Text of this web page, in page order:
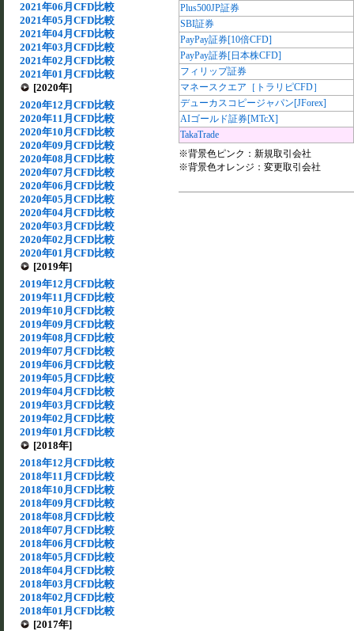
2021年06月CFD比較
2021年05月CFD比較
2021年04月CFD比較
2021年03月CFD比較
2021年02月CFD比較
2021年01月CFD比較
[2020年]
2020年12月CFD比較
2020年11月CFD比較
2020年10月CFD比較
2020年09月CFD比較
2020年08月CFD比較
2020年07月CFD比較
2020年06月CFD比較
2020年05月CFD比較
2020年04月CFD比較
2020年03月CFD比較
2020年02月CFD比較
2020年01月CFD比較
[2019年]
2019年12月CFD比較
2019年11月CFD比較
2019年10月CFD比較
2019年09月CFD比較
2019年08月CFD比較
2019年07月CFD比較
2019年06月CFD比較
2019年05月CFD比較
2019年04月CFD比較
2019年03月CFD比較
2019年02月CFD比較
2019年01月CFD比較
[2018年]
2018年12月CFD比較
2018年11月CFD比較
2018年10月CFD比較
2018年09月CFD比較
2018年08月CFD比較
2018年07月CFD比較
2018年06月CFD比較
2018年05月CFD比較
2018年04月CFD比較
2018年03月CFD比較
2018年02月CFD比較
2018年01月CFD比較
[2017年]
Plus500JP証券
SBI証券
PayPay証券[10倍CFD]
PayPay証券[日本株CFD]
フィリップ証券
マネースクエア［トラリピCFD］
デューカスコピージャパン[JForex]
AIゴールド証券[MTcX]
TakaTrade
※背景色ピンク：新規取引会社
※背景色オレンジ：変更取引会社